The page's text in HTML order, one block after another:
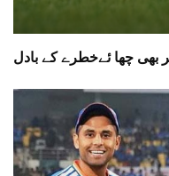
بھی چھا ئےخطرے کے بادل